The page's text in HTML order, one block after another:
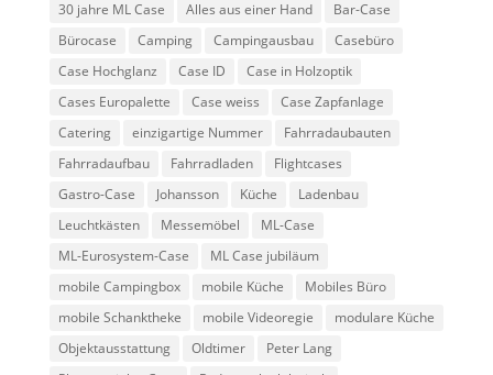
30 jahre ML Case Alles aus einer Hand
Bar-Case
Bürocase
Camping Campingausbau
Casebüro
Case Hochglanz
Case ID
Case in Holzoptik
Cases Europalette
Case weiss
Case Zapfanlage
Catering
einzigartige Nummer
Fahrradaubauten
Fahrradaufbau
Fahrradladen
Flightcases
Gastro-Case
Johansson Küche
Ladenbau
Leuchtkästen
Messemöbel
ML-Case
ML-Eurosystem-Case
ML Case jubiläum
mobile Campingbox
mobile Küche
Mobiles Büro
mobile Schanktheke
mobile Videoregie
modulare Küche
Objektausstattung
Oldtimer
Peter Lang